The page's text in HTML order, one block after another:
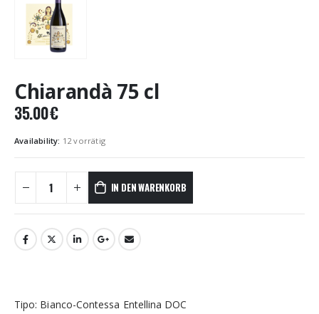
Chiarandà 75 cl
35.00€
Availability: 12 vorrätig
IN DEN WARENKORB
Tipo: Bianco-Contessa Entellina DOC